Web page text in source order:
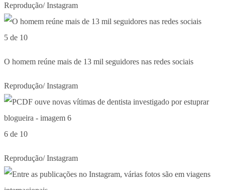
Reprodução/ Instagram
5 de 10
O homem reúne mais de 13 mil seguidores nas redes sociais
Reprodução/ Instagram
6 de 10
Reprodução/ Instagram